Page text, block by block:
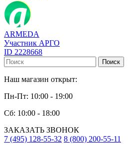
ARMEDA
Участник АРГО
ID 2228668
Поиск
Наш магазин открыт:
Пн-Пт: 10:00 - 19:00
Сб: 10:00 - 18:00
ЗАКАЗАТЬ ЗВОНОК
7 (495) 128-55-32 8 (800) 200-55-11